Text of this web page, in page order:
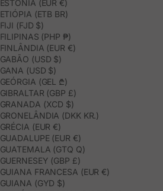
ESTÓNIA (EUR €)
ETIÓPIA (ETB BR)
FIJI (FJD $)
FILIPINAS (PHP ₱)
FINLÂNDIA (EUR €)
GABÃO (USD $)
GANA (USD $)
GEÓRGIA (GEL ₾)
GIBRALTAR (GBP £)
GRANADA (XCD $)
GRONELÂNDIA (DKK KR.)
GRÉCIA (EUR €)
GUADALUPE (EUR €)
GUATEMALA (GTQ Q)
GUERNESEY (GBP £)
GUIANA FRANCESA (EUR €)
GUIANA (GYD $)